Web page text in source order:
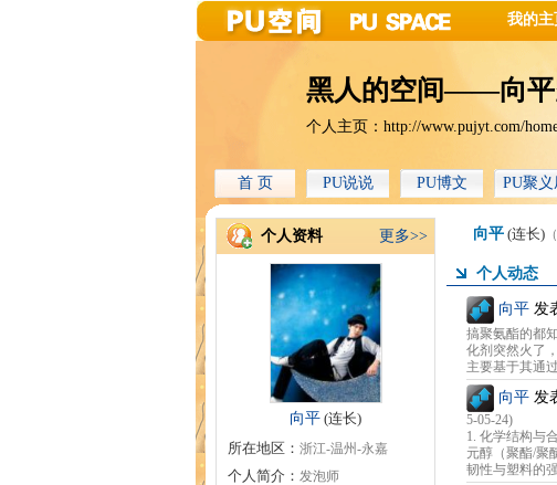
我的主
黑人的空间——向平
个人主页： http://www.pujyt.com/
首 页 PU说说 PU博文 PU聚义
个人资料 更多>>
向平 (连长)
所在地区： 浙江-温州-永嘉
个人简介： 发泡师
向平 (连长)
个人动态
向平 发
搞聚氨酯的都
化剂突然火了
主要基于其通
向平 发
5-05-24)
1. 化学结构与
元醇（聚酯/聚
韧性与塑料的